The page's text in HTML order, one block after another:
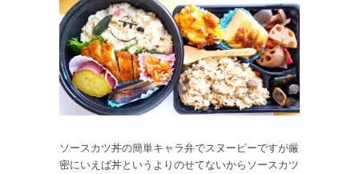
ソースカツ丼の簡単キャラ弁でスヌーピーですが厳
密にいえば丼というよりのせてないからソースカツ